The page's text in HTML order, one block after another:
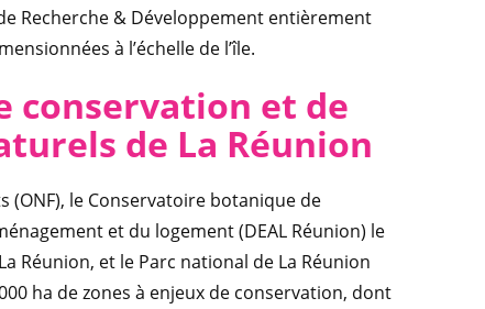
Recherche & Développement entièrement
à l’échelle de l’île.
conservation et de
de La Réunion
(ONF), le Conservatoire botanique de
et du logement (DEAL Réunion) le
Réunion, et le Parc national de La Réunion
ha de zones à enjeux de conservation, dont